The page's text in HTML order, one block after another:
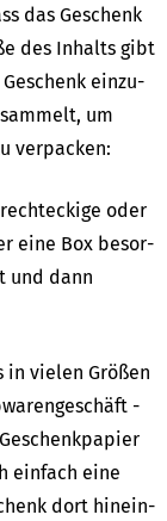
das Geschenk
des Inhalts gibt
einzu­
um
verpa­cken:
oder
eine Box besor­
und dann
in vielen Größen
-
einfach eine
dort hinein­